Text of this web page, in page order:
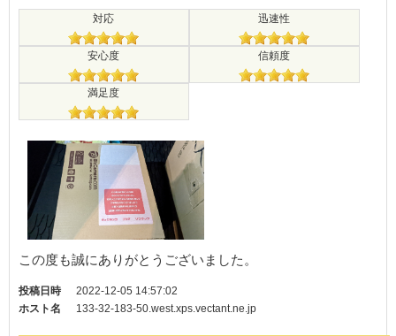
対応 迅速性
安心度 信頼度
満足度
この度も誠にありがとうございました。
投稿日時
2022-12-05 14:57:02
ホスト名
133-32-183-50.west.xps.vectant.ne.jp